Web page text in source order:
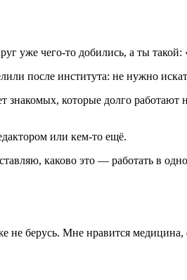
уже чего-то добились, а ты
после института: не нужно
которые долго
или кем-то ещё.
каково это — работать в
берусь. Мне нравится медицина,